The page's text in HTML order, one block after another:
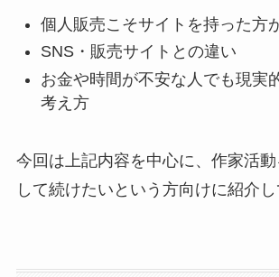
個人販売こそサイトを持った方
SNS・販売サイトとの違い
お金や時間が不安な人でも現実
考え方
今回は上記内容を中心に、作家活
して続けたいという方向けに紹介し